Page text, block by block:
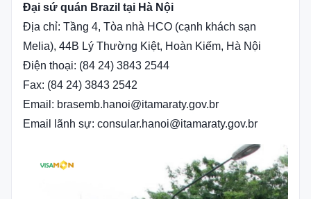
Đại sứ quán Brazil tại Hà Nội
Địa chỉ: Tầng 4, Tòa nhà HCO (cạnh khách sạn
Melia), 44B Lý Thường Kiệt, Hoàn Kiếm, Hà Nội
Điện thoại: (84 24) 3843 2544
Fax: (84 24) 3843 2542
Email: brasemb.hanoi@itamaraty.gov.br
Email lãnh sự: consular.hanoi@itamaraty.gov.br